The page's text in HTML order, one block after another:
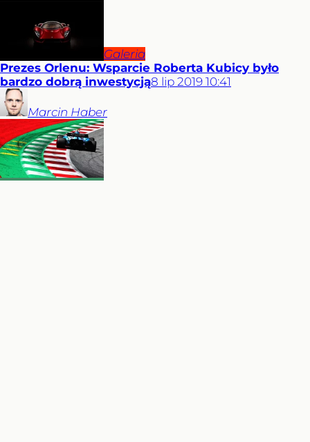
Galeria
Prezes Orlenu: Wsparcie Roberta Kubicy było
bardzo dobrą inwestycją8 lip 2019 10:41
Marcin Haber